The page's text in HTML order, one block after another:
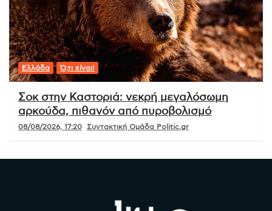
Ελλάδα Ό,τι είναι!
Σοκ στην Καστοριά: νεκρή μεγαλόσωμη
αρκούδα, πιθανόν από πυροβολισμό
08/08/2026, 17:20 Συντακτική Ομάδα Politic.gr